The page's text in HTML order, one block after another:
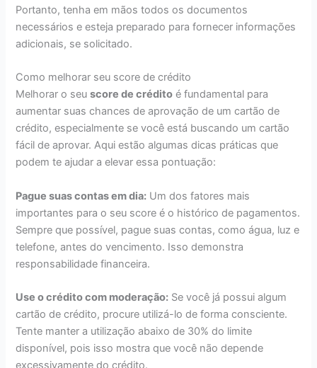
Portanto, tenha em mãos todos os documentos
necessários e esteja preparado para fornecer informações
adicionais, se solicitado.
Como melhorar seu score de crédito
Melhorar o seuscore de crédito é fundamental para
aumentar suas chances de aprovação de um cartão de
crédito, especialmente se você está buscando um cartão
fácil de aprovar. Aqui estão algumas dicas práticas que
podem te ajudar a elevar essa pontuação:
Pague suas contas em dia: Um dos fatores mais
importantes para o seu score é o histórico de pagamentos.
Sempre que possível, pague suas contas, como água, luz e
telefone, antes do vencimento. Isso demonstra
responsabilidade financeira.
Use o crédito com moderação: Se você já possui algum
cartão de crédito, procure utilizá-lo de forma consciente.
Tente manter a utilização abaixo de 30% do limite
disponível, pois isso mostra que você não depende
excessivamente do crédito.